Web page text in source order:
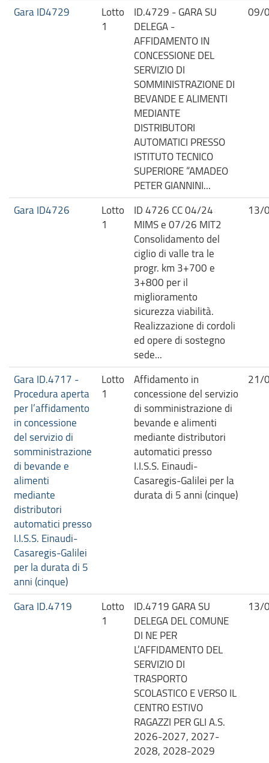
Gara ID4729
Lotto
1
ID.4729 - GARA SU
DELEGA -
AFFIDAMENTO IN
CONCESSIONE DEL
SERVIZIO DI
SOMMINISTRAZIONE DI
BEVANDE E ALIMENTI
MEDIANTE
DISTRIBUTORI
AUTOMATICI PRESSO
ISTITUTO TECNICO
SUPERIORE “AMADEO
PETER GIANNINI...
09/
Gara ID4726
Lotto
1
ID 4726 CC 04/24
MIMS e 07/26 MIT2
Consolidamento del
ciglio di valle tra le
progr. km 3+700 e
3+800 per il
miglioramento
sicurezza viabilità.
Realizzazione di cordoli
ed opere di sostegno
sede...
13/
Gara ID.4717 -
Procedura aperta
per l’affidamento
in concessione
del servizio di
somministrazione
di bevande e
alimenti
mediante
distributori
automatici presso
I.I.S.S. Einaudi-
Casaregis-Galilei
per la durata di 5
anni (cinque)
Lotto
1
Affidamento in
concessione del servizio
di somministrazione di
bevande e alimenti
mediante distributori
automatici presso
I.I.S.S. Einaudi-
Casaregis-Galilei per la
durata di 5 anni (cinque)
21/
Gara ID.4719
Lotto
1
ID.4719 GARA SU
DELEGA DEL COMUNE
DI NE PER
L’AFFIDAMENTO DEL
SERVIZIO DI
TRASPORTO
SCOLASTICO E VERSO IL
CENTRO ESTIVO
RAGAZZI PER GLI A.S.
2026-2027, 2027-
2028, 2028-2029
13/